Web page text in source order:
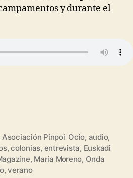
y durante el
Asociación Pinpoil Ocio, audio,
,colonias, entrevista, Euskadi
, María Moreno, Onda
,verano